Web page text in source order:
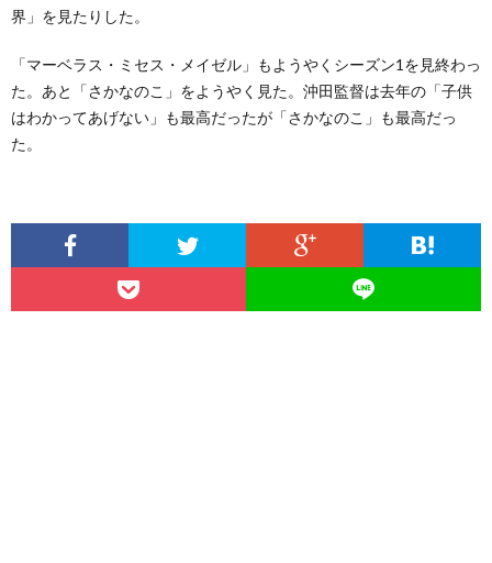
界」を見たりした。
「マーベラス・ミセス・メイゼル」もようやくシーズン1を見終わっ
た。あと「さかなのこ」をようやく見た。沖田監督は去年の「子供
はわかってあげない」も最高だったが「さかなのこ」も最高だっ
た。